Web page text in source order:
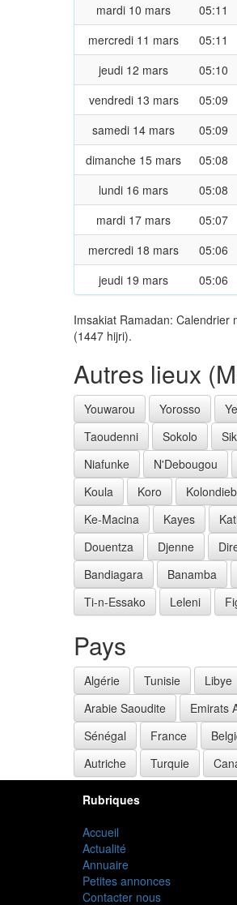
mardi 10 mars
05:11
mercredi 11 mars
05:11
jeudi 12 mars
05:10
vendredi 13 mars
05:09
samedi 14 mars
05:09
dimanche 15 mars
05:08
lundi 16 mars
05:08
mardi 17 mars
05:07
mercredi 18 mars
05:06
jeudi 19 mars
05:06
Imsakiat Ramadan: Calendrier
(1447 hijri).
Autres lieux
Youwarou Yorosso
Taoudenni
Sokolo
Niafunke
N'Debougou
Koula
Koro
Ke-Macina
Kayes
Douentza
Djenne
Bandiagara
Banamba
Ti-n-Essako
Leleni
Pays
Algérie Tunisie Libye
Arabie Saoudite
Emirats
Sénégal
France
Autriche
Turquie
Rubriques
Accueil
Actualité
Annuaire
Petites annonces
Contacter nous